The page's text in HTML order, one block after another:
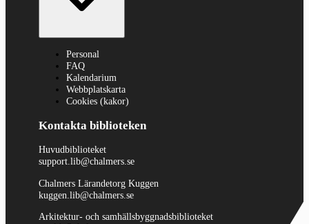
Personal
FAQ
Kalendarium
Webbplatskarta
Cookies (kakor)
Kontakta biblioteken
Huvudbiblioteket
support.lib@chalmers.se
Chalmers Lärandetorg Kuggen
kuggen.lib@chalmers.se
Arkitektur- och samhällsbyggnadsbiblioteket